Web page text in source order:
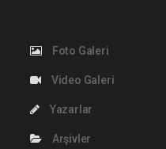
Foto Galeri
Video Galeri
Yazarlar
Arşivler